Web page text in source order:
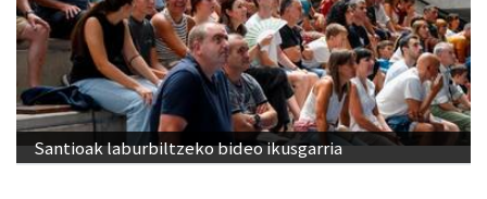
Santioak laburbiltzeko bideo ikusgarria